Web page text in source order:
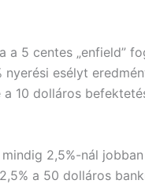
5 centes „enfield”
nyerési esélyt
10 dolláros
2,5%-nál
a 50 dolláros